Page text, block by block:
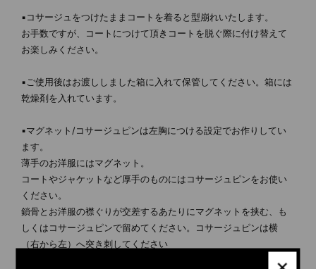
▪コサージュをつけたままコートを着ると型崩れいたします。
お手数ですが、コートにつけて頂きコートを脱ぐ際に付け替えて
お楽しみください。
▪ご使用後はお渡ししました箱に入れて保管してください。箱には
乾燥剤を入れています。
▪マグネット/コサージュピンは左胸につける設定でお作りしてい
ます。
薄手のお洋服にはマグネット。
コートやジャケットなど厚手のものにはコサージュピンをお使い
ください。
鎖骨とお洋服の襟ぐりが交差するあたりにマグネットを挟む、も
しくはコサージュピンで留めてください。コサージュピンは横
（右から左）へ突き刺してください